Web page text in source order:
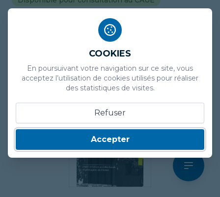
Jean-François Lemoine
Editions Ouest-France
COOKIES
En poursuivant votre navigation sur ce site, vous
acceptez l’utilisation de cookies utilisés pour réaliser
des statistiques de visites.
Refuser
Accepter